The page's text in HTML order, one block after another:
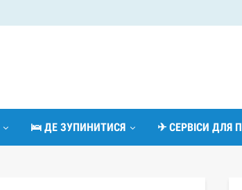
🛌 ДЕ ЗУПИНИТИСЯ ✈ СЕРВІСИ ДЛЯ